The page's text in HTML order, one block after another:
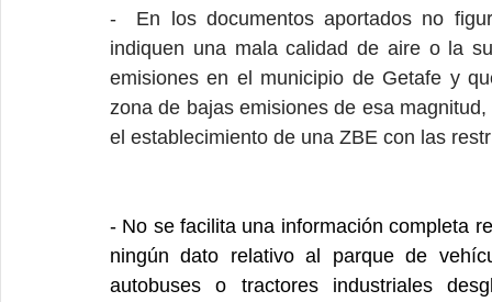
-  En los documentos aportados no
indiquen una mala calidad de aire o la
emisiones en el municipio de Getafe y
zona de bajas emisiones de esa
el establecimiento de una ZBE con las
- No se facilita una información completa
ningún dato relativo al parque de
autobuses o tractores industriales